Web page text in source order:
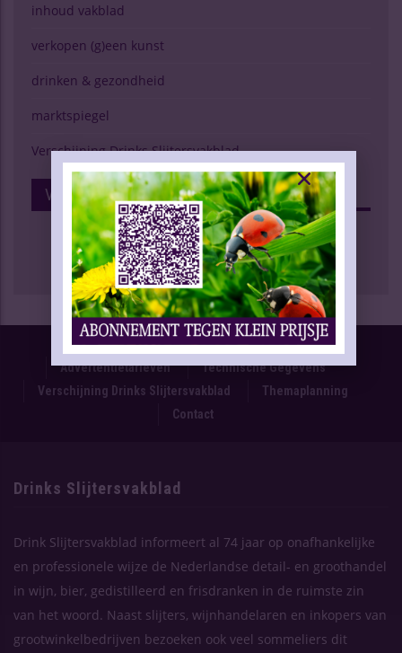
inhoud vakblad
verkopen (g)een kunst
drinken & gezondheid
marktspiegel
Verschijning Drinks Slijtersvakblad
Volg Ons Op Facebook
Proefnummer
Oplage & Verspreiding
Advertentietarieven
Technische Gegevens
Verschijning Drinks Slijtersvakblad
Themaplanning
Contact
Drinks Slijtersvakblad
Drink Slijtersvakblad informeert al 74 jaar op onafhankelijke
en professionele wijze de Nederlandse detail- en groothandel
in wijn, bier, gedistilleerd en frisdranken in de ruimste zin
van het woord. Naast slijters, wijnhandelaren en inkopers van
grootwinkelbedrijven bezoeken ook veel sommeliers dit